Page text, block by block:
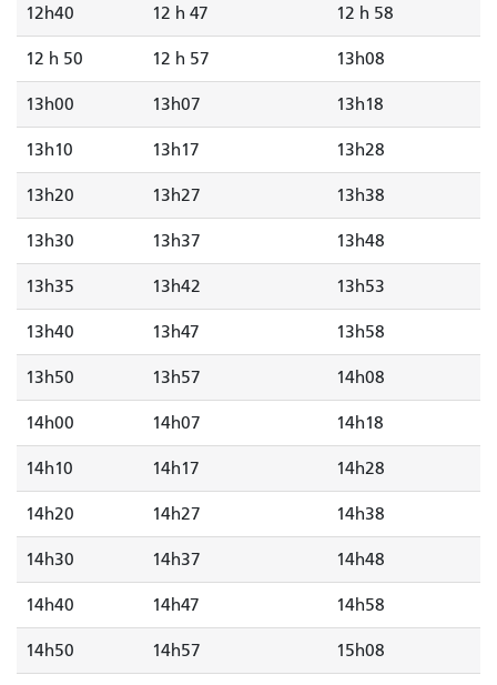
12h40 12 h 47 12 h 58
12 h 50 12 h 57 13h08
13h00 13h07 13h18
13h10 13h17 13h28
13h20 13h27 13h38
13h30 13h37 13h48
13h35 13h42 13h53
13h40 13h47 13h58
13h50 13h57 14h08
14h00 14h07 14h18
14h10 14h17 14h28
14h20 14h27 14h38
14h30 14h37 14h48
14h40 14h47 14h58
14h50 14h57 15h08